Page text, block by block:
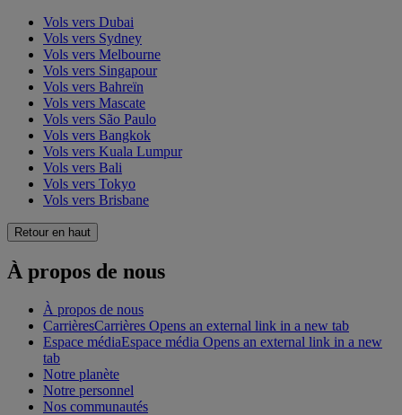
Vols vers Dubai
Vols vers Sydney
Vols vers Melbourne
Vols vers Singapour
Vols vers Bahreïn
Vols vers Mascate
Vols vers São Paulo
Vols vers Bangkok
Vols vers Kuala Lumpur
Vols vers Bali
Vols vers Tokyo
Vols vers Brisbane
Retour en haut
À propos de nous
À propos de nous
CarrièresCarrières Opens an external link in a new tab
Espace médiaEspace média Opens an external link in a new
tab
Notre planète
Notre personnel
Nos communautés